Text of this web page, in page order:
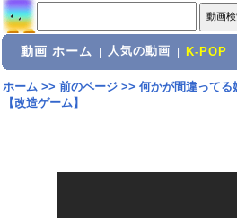
動画 ホーム 人気の動画 K-POP
ホーム>> 前のページ>> 何かが間違ってる
【改造ゲーム】